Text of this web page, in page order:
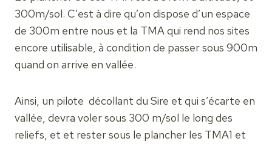
300m/sol. C’est à dire qu’on dispose d’un espace
de 300m entre nous et la TMA qui rend nos sites
encore utilisable, à condition de passer sous 900m
quand on arrive en vallée.
Ainsi, un pilote décollant du Sire et qui s’écarte en
vallée, devra voler sous 300 m/sol le long des
reliefs, et et rester sous le plancher les TMA1 et